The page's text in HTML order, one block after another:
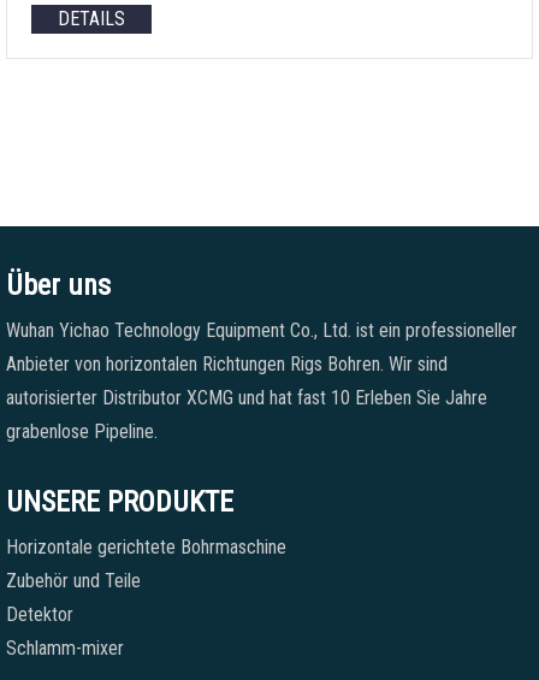
DETAILS
Über uns
Wuhan Yichao Technology Equipment Co., Ltd. ist ein professioneller
Anbieter von horizontalen Richtungen Rigs Bohren. Wir sind
autorisierter Distributor XCMG und hat fast 10 Erleben Sie Jahre
grabenlose Pipeline.
UNSERE PRODUKTE
Horizontale gerichtete Bohrmaschine
Zubehör und Teile
Detektor
Schlamm-mixer